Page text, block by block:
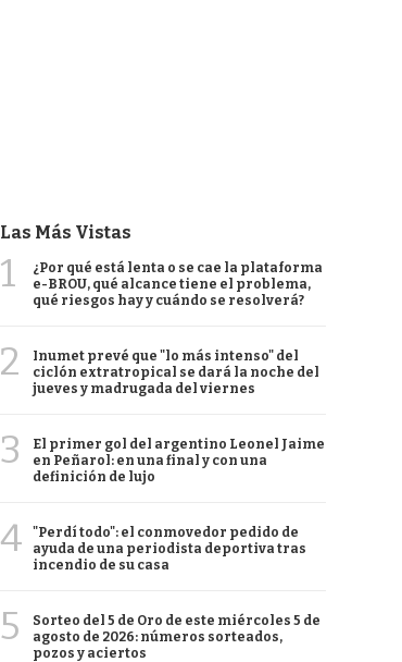
Las Más Vistas
1
¿Por qué está lenta o se cae la plataforma
e-BROU, qué alcance tiene el problema,
qué riesgos hay y cuándo se resolverá?
2
Inumet prevé que "lo más intenso" del
ciclón extratropical se dará la noche del
jueves y madrugada del viernes
3
El primer gol del argentino Leonel Jaime
en Peñarol: en una final y con una
definición de lujo
4
"Perdí todo": el conmovedor pedido de
ayuda de una periodista deportiva tras
incendio de su casa
5
Sorteo del 5 de Oro de este miércoles 5 de
agosto de 2026: números sorteados,
pozos y aciertos